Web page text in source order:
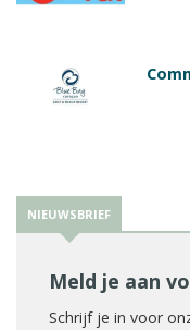
NIEUWSBRIEF
Meld je aan
Schrijf je in voor